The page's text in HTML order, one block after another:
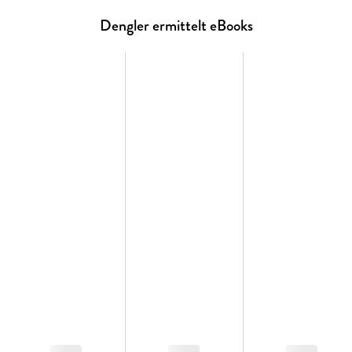
Dengler ermittelt eBooks